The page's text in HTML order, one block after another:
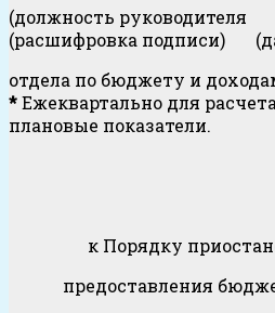
(должность
(расшифровка подписи)
отдела по бюджету и
*Ежеквартально для
плановые показатели.
к Порядку
предоставления